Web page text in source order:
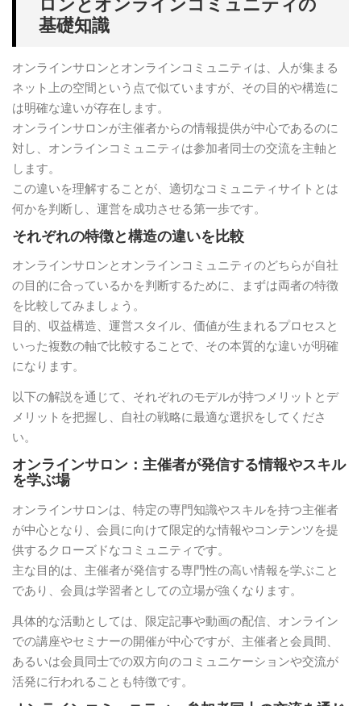
基礎知識
オンラインサロンとオンラインコミュニティは、人が集まる
ネット上の空間という点で似ていますが、その目的や構造に
は明確な違いが存在します。
オンラインサロンが主催者からの情報提供が中心であるのに
対し、オンラインコミュニティは参加者同士の交流を主軸と
します。
この違いを理解することが、適切なコミュニティサイトとは
何かを判断し、運営を成功させる第一歩です。
それぞれの特徴と構造の違いを比較
オンラインサロンとオンラインコミュニティのどちらが自社
の目的に合っているかを判断するために、まずは両者の特徴
を比較してみましょう。
目的、収益構造、運営スタイル、価値が生まれるプロセスと
いった複数の軸で比較することで、その本質的な違いが明確
になります。
以下の解説を通じて、それぞれのモデルが持つメリットとデ
メリットを把握し、自社の戦略に最適な選択をしてくださ
い。
オンラインサロン：主催者が発信する情報やスキル
を学ぶ場
オンラインサロンは、特定の専門知識やスキルを持つ主催者
が中心となり、会員に向けて限定的な情報やコンテンツを提
供するクローズドなコミュニティです。
主な目的は、主催者が発信する専門性の高い情報を学ぶこと
であり、会員は学習者としての立場が強くなります。
具体的な活動としては、限定記事や動画の配信、オンライン
での講座やセミナーの開催が中心ですが、主催者と会員間、
あるいは会員同士での双方向のコミュニケーションや交流が
活発に行われることも特徴です。